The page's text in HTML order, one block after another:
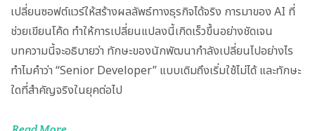
เปลี่ยนซอฟต์แวร์ให้สร้างผลลัพธ์ทางธุรกิจได้จริง การมาของ AI ที่
ช่วยเขียนโค้ด ทำให้การเปลี่ยนแปลงนี้เกิดเร็วขึ้นอย่างชัดเจน
บทความนี้จะอธิบายว่า ทักษะของนักพัฒนากำลังเปลี่ยนไปอย่างไร
ทำไมคำว่า “Senior Developer” แบบเดิมถึงเริ่มใช้ไม่ได้ และทักษะ
ใดที่สำคัญจริงในยุคต่อไป